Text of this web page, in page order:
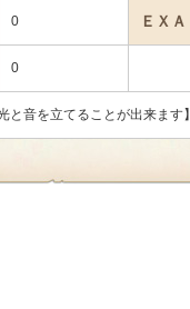
0 ＥＸＡ
0
と音を立てることが出来ます】